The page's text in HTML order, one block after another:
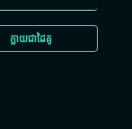
ក្លាយជាដៃគូ